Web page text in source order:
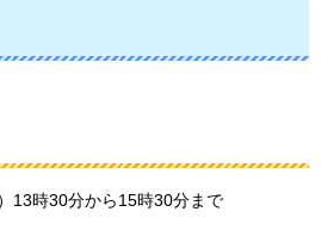
13時30分から15時30分まで